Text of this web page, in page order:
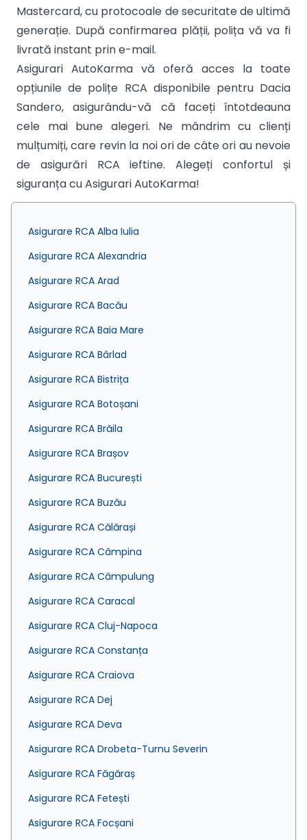
Mastercard, cu protocoale de securitate de ultimă
generație. După confirmarea plății, polița vă va fi
livrată instant prin e-mail.
Asigurari AutoKarma vă oferă acces la toate
opțiunile de polițe RCA disponibile pentru Dacia
Sandero, asigurându-vă că faceți întotdeauna
cele mai bune alegeri. Ne mândrim cu clienți
mulțumiți, care revin la noi ori de câte ori au nevoie
de asigurări RCA ieftine. Alegeți confortul și
siguranța cu Asigurari AutoKarma!
Asigurare RCA Alba Iulia
Asigurare RCA Alexandria
Asigurare RCA Arad
Asigurare RCA Bacău
Asigurare RCA Baia Mare
Asigurare RCA Bârlad
Asigurare RCA Bistrița
Asigurare RCA Botoșani
Asigurare RCA Brăila
Asigurare RCA Brașov
Asigurare RCA București
Asigurare RCA Buzău
Asigurare RCA Călărași
Asigurare RCA Câmpina
Asigurare RCA Câmpulung
Asigurare RCA Caracal
Asigurare RCA Cluj-Napoca
Asigurare RCA Constanța
Asigurare RCA Craiova
Asigurare RCA Dej
Asigurare RCA Deva
Asigurare RCA Drobeta-Turnu Severin
Asigurare RCA Făgăraș
Asigurare RCA Fetești
Asigurare RCA Focșani